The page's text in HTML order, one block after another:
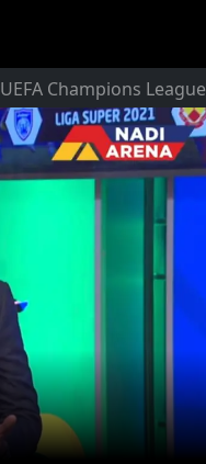
UEFA Champions League